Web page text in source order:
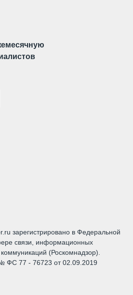
зарегистрировано в Федеральной
связи, информационных
(Роскомнадзор).
ФС 77 - 76723 от 02.09.2019